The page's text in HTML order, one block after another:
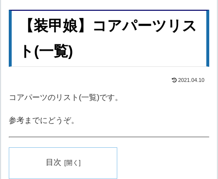
【装甲娘】コアパーツリス
ト(一覧)
2021.04.10
コアパーツのリスト(一覧)です。
参考までにどうぞ。
目次